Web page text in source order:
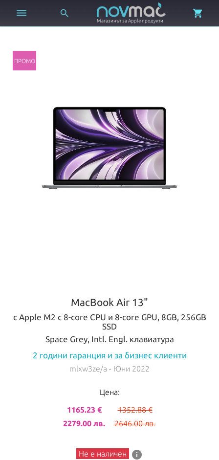
 
Магазинът за Apple продукти

MacBook Air 13"
с Apple M2 с 8-core CPU и 8-core GPU, 8GB, 256GB
SSD
Space Grey, Intl. Engl. клавиатура
2 години гаранция и за бизнес клиенти
mlxw3ze/a - Юни 2022
Цена:
1165.23 €
1352.88 €
2279.00 лв.
2646.00 лв.
Не е наличен info